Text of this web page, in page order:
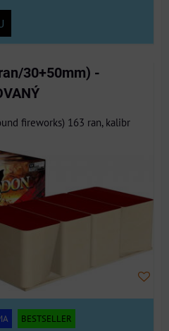
30+50mm) -
fireworks) 163 ran, kalibr
BESTSELLER